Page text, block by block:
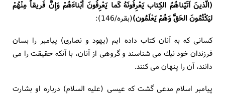
(الّذينَ آتَيْناهُمُ الكِتاب يَعْرِفُونَهُ كَما يَعْرِفُونَ أَبْناءَهُمْ وَإِنَّ فَريقاً مِنْهُمْ
ليَكْتُمُونَ الحَقَّ وَهُمْ يَعْلَمُون)(بقره/146):
كسانى كه به آنان كتاب داده ايم (يهود و نصارى) پيامبر را بسان
فرزندان خود نيك مى شناسند و گروهى از آنان، با آنكه حقيقت را مى
دانند، آن را پنهان مى كنند.
پيامبر اسلام مدعى گشت كه عيسى (عليه السلام) درباره او بشارت